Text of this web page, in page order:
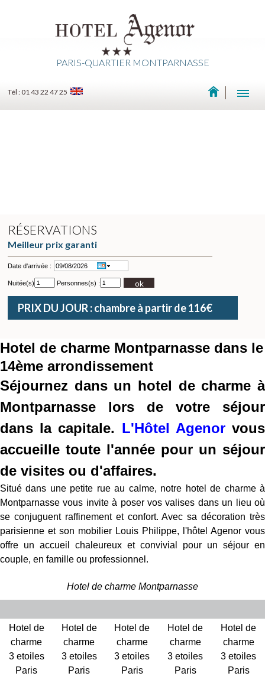
PARIS-QUARTIER MONTPARNASSE
Tél : 01 43 22 47 25
RÉSERVATIONS
Meilleur prix garanti
Date d'arrivée :
Nuitée(s) Personnes(s) : ok
PRIX DU JOUR : chambre à partir de 116€
Hotel de charme Montparnasse dans le
14ème arrondissement
Séjournez dans un hotel de charme à
Montparnasse lors de votre séjour
dans la capitale. L'Hôtel Agenorvous
accueille toute l'année pour un séjour
de visites ou d'affaires.
Situé dans une petite rue au calme, notre hotel de charme à
Montparnasse vous invite à poser vos valises dans un lieu où
se conjuguent raffinement et confort. Avec sa décoration très
parisienne et son mobilier Louis Philippe, l'hôtel Agenor vous
offre un accueil chaleureux et convivial pour un séjour en
couple, en famille ou professionnel.
Hotel de charme Montparnasse
Hotel de
charme
3 etoiles
Paris
Hotel de
charme
3 etoiles
Paris
Hotel de
charme
3 etoiles
Paris
Hotel de
charme
3 etoiles
Paris
Hotel de
charme
3 etoiles
Paris